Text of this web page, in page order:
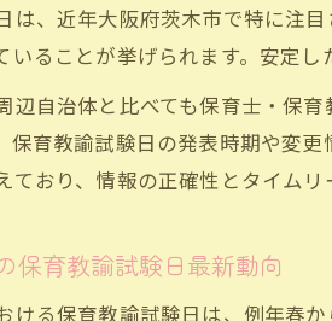
は、近年大阪府茨木市で特に注
いることが挙げられます。安定
辺自治体と比べても保育士・保
保育教諭試験日の発表時期や変
ており、情報の正確性とタイムリ
保育教諭試験日最新動向
ける保育教諭試験日は、例年春